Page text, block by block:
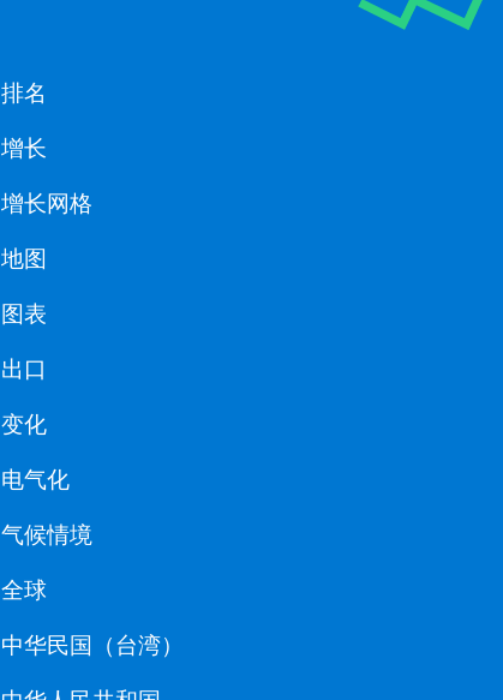
排名
增长
增长网格
地图
图表
出口
变化
电气化
气候情境
全球
中华民国（台湾）